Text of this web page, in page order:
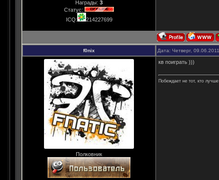
Награды: 3
Статус:
ICQ:
214227699
f0nix Дата: Четверг,
Полковник
кв поиграть )))
Побеждает не тот, кто